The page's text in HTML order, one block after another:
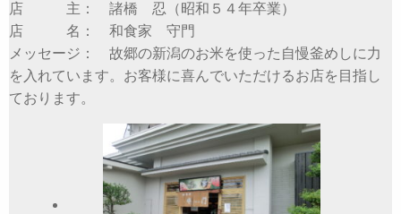
店 主： 諸橋 忍（昭和５４年卒業）
店 名： 和食家 守門
メッセージ： 故郷の新潟のお米を使った自慢釜めしに力
を入れています。お客様に喜んでいただけるお店を目指し
ております。